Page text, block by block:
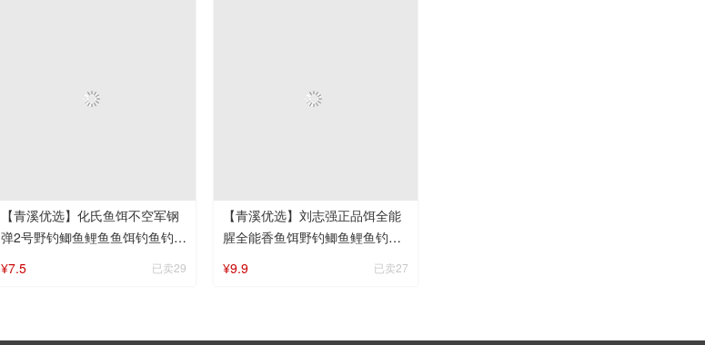
【青溪优选】化氏鱼饵不空军钢
弹2号野钓鲫鱼鲤鱼鱼饵钓鱼钓具
¥7.5 已卖29
【青溪优选】刘志强正品饵全能
腥全能香鱼饵野钓鲫鱼鲤鱼钓鱼
¥9.9 已卖27